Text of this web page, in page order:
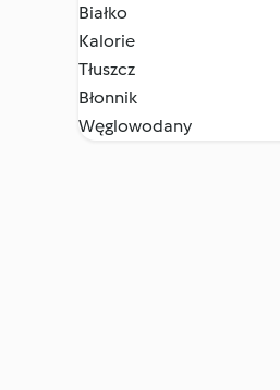
Białko
Kalorie
Tłuszcz
Błonnik
Węglowodany